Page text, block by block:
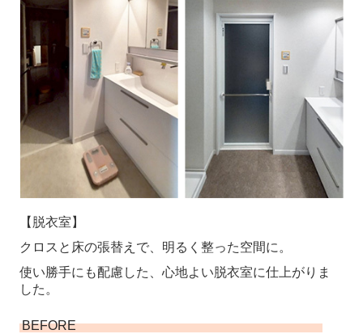
【脱衣室】
クロスと床の張替えで、明るく整った空間に。
使い勝手にも配慮した、心地よい脱衣室に仕上がりま
した。
BEFORE